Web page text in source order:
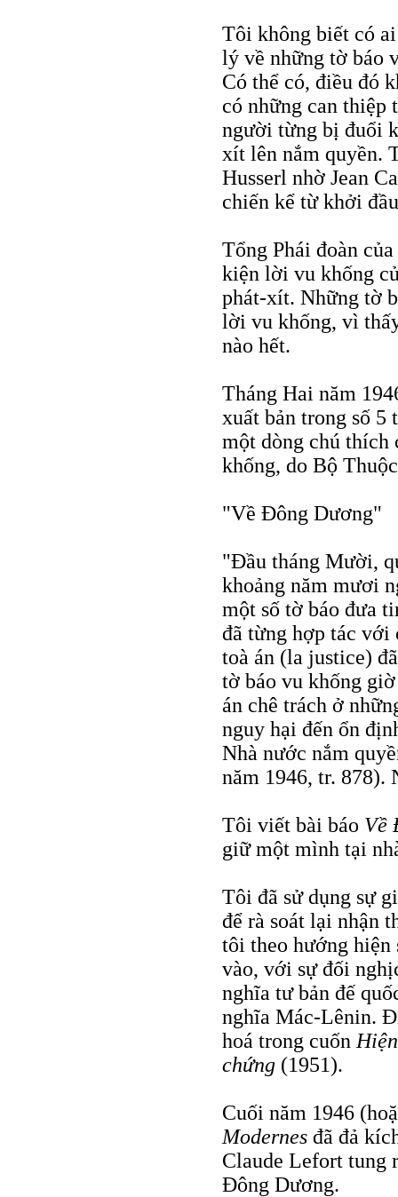
Tôi không biết có
lý về những tờ báo
Có thể có, điều đó
có những can thiệp
người từng bị đuổi
xít lên nắm quyền.
Husserl nhờ Jean
chiến kể từ khởi
Tổng Phái đoàn
kiện lời vu khống
phát-xít. Những tờ
lời vu khống, vì
nào hết.
Tháng Hai năm
xuất bản trong số 5
một dòng chú thích
khống, do Bộ
"Về Đông Dương"
"Đầu tháng Mười,
khoảng năm mươi
một số tờ báo đưa
đã từng hợp tác với
toà án (la justice)
tờ báo vu khống
án chê trách ở
nguy hại đến ổn
Nhà nước nắm
năm 1946, tr. 878).
Tôi viết bài báo Về
giữ một mình tại
Tôi đã sử dụng sự
để rà soát lại nhận
tôi theo hướng
vào, với sự đối
nghĩa tư bản đế
nghĩa Mác-Lênin.
hoá trong cuốn
chứng (1951).
Cuối năm 1946
Modernes đã đả
Claude Lefort tung
Đông Dương.